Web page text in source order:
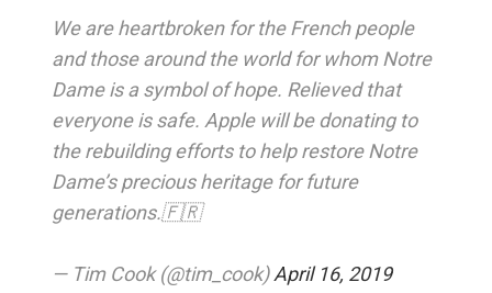
We are heartbroken for the French people
and those around the world for whom Notre
Dame is a symbol of hope. Relieved that
everyone is safe. Apple will be donating to
the rebuilding efforts to help restore Notre
Dame’s precious heritage for future
generations.🇫🇷
— Tim Cook (@tim_cook)April 16, 2019